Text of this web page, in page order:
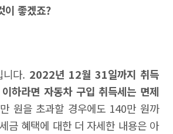
이 좋겠죠?
니다. 2022년 12월 31일까지 취득
하라면 자동차 구입 취득세는 면제
원을 초과할 경우에도 140만 원까
금 혜택에 대한 더 자세한 내용은 아